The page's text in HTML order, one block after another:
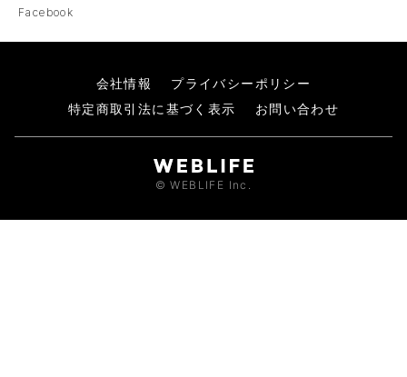
Facebook
会社情報
プライバシーポリシー
特定商取引法に基づく表示
お問い合わせ
© WEBLIFE Inc.